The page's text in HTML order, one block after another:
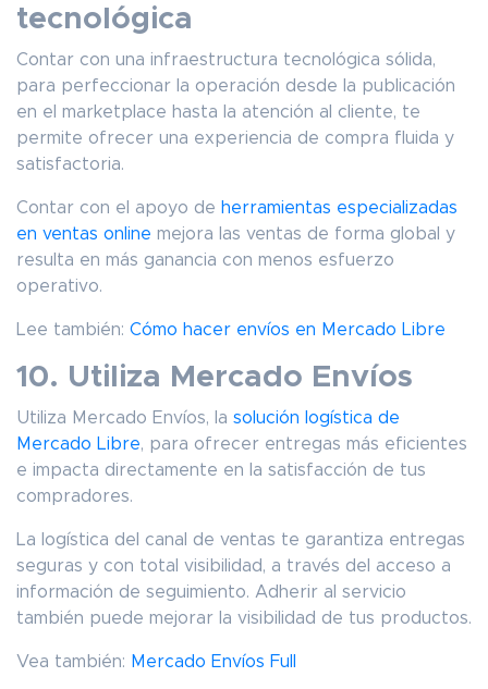
tecnológica
Contar con una infraestructura tecnológica sólida,
para perfeccionar la operación desde la publicación
en el marketplace hasta la atención al cliente, te
permite ofrecer una experiencia de compra fluida y
satisfactoria.
Contar con el apoyo de herramientas especializadas
en ventas online mejora las ventas de forma global y
resulta en más ganancia con menos esfuerzo
operativo.
Lee también: Cómo hacer envíos en Mercado Libre
10. Utiliza Mercado Envíos
Utiliza Mercado Envíos, la solución logística de
Mercado Libre, para ofrecer entregas más eficientes
e impacta directamente en la satisfacción de tus
compradores.
La logística del canal de ventas te garantiza entregas
seguras y con total visibilidad, a través del acceso a
información de seguimiento. Adherir al servicio
también puede mejorar la visibilidad de tus productos.
Vea también: Mercado Envíos Full